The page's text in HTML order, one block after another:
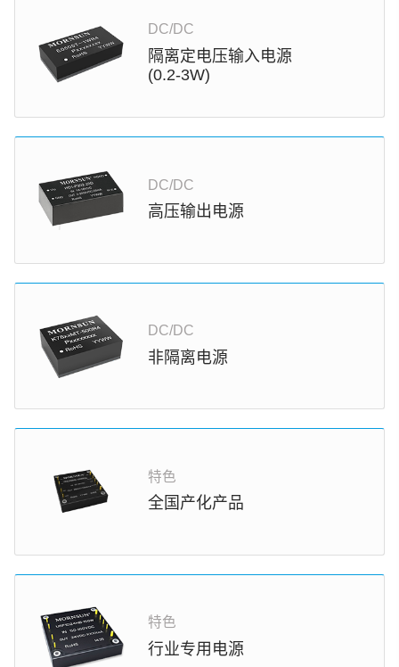
DC/DC
隔离定电压输入电源
(0.2-3W)
DC/DC
高压输出电源
DC/DC
非隔离电源
特色
全国产化产品
特色
行业专用电源